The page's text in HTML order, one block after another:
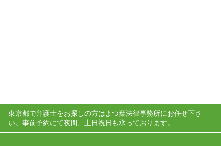
東京都で弁護士をお探しの方はよつ葉法律事務所にお任せ下さ
い。事前予約にて夜間、土日祝日も承っております。